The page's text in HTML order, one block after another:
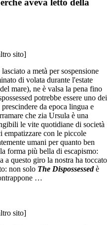
sito]
a metà per sospensione
di volata durante l'estate
mare), ne è valsa la pena fino
potrebbe essere uno dei
da epoca lingua e
che zia Ursula è una
le vite quotidiane di società
empatizzare con le piccole
umani per quanto ben
forma più bella di escapismo:
a questo giro la nostra ha toccato
non solo The Dispossessedè
…
sito]